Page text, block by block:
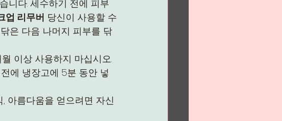
니다. 세수하기 전에 피부
업 리무버 당신이 사용할 수
은 다음 나머지 피부를 닦
이상 사용하지 마십시오.
에 냉장고에 5분 동안 넣
아름다움을 얻으려면 자신